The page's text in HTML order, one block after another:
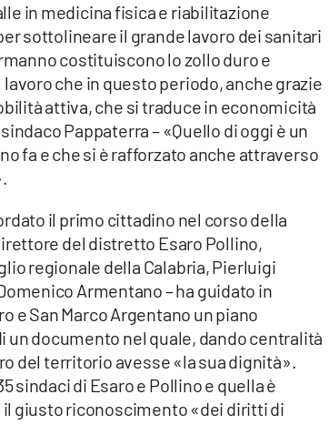
in medicina fisica e riabilitazione
sottolineare il grande lavoro dei sanitari
costituiscono lo zollo duro e
che in questo periodo, anche grazie
attiva, che si traduce in economicità
Pappaterra – «Quello di oggi è un
fa e che si è rafforzato anche attraverso
il primo cittadino nel corso della
del distretto Esaro Pollino,
regionale della Calabria, Pierluigi
Armentano – ha guidato in
e San Marco Argentano un piano
documento nel quale, dando centralità
del territorio avesse «la sua dignità».
sindaci di Esaro e Pollino e quella è
il giusto riconoscimento «dei diritti di